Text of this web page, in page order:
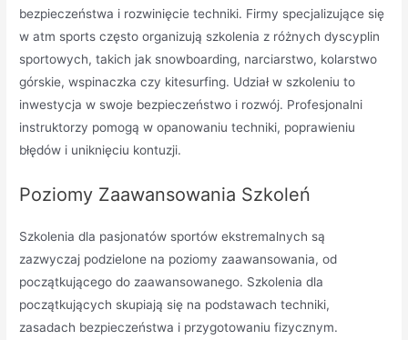
bezpieczeństwa i rozwinięcie techniki. Firmy specjalizujące się
w atm sports często organizują szkolenia z różnych dyscyplin
sportowych, takich jak snowboarding, narciarstwo, kolarstwo
górskie, wspinaczka czy kitesurfing. Udział w szkoleniu to
inwestycja w swoje bezpieczeństwo i rozwój. Profesjonalni
instruktorzy pomogą w opanowaniu techniki, poprawieniu
błędów i uniknięciu kontuzji.
Poziomy Zaawansowania Szkoleń
Szkolenia dla pasjonatów sportów ekstremalnych są
zazwyczaj podzielone na poziomy zaawansowania, od
początkującego do zaawansowanego. Szkolenia dla
początkujących skupiają się na podstawach techniki,
zasadach bezpieczeństwa i przygotowaniu fizycznym.